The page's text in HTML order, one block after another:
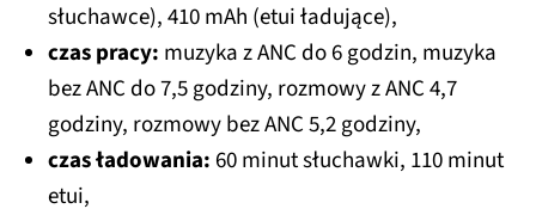
słuchawce), 410 mAh (etui ładujące),
czas pracy: muzyka z ANC do 6 godzin, muzyka
bez ANC do 7,5 godziny, rozmowy z ANC 4,7
godziny, rozmowy bez ANC 5,2 godziny,
czas ładowania: 60 minut słuchawki, 110 minut
etui,